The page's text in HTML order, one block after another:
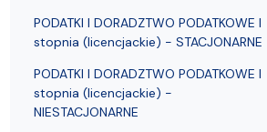
PODATKI I DORADZTWO PODATKOWE I
stopnia (licencjackie) - STACJONARNE
PODATKI I DORADZTWO PODATKOWE I
stopnia (licencjackie) -
NIESTACJONARNE